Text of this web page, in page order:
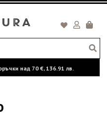
над 70 €,136.91 лв.